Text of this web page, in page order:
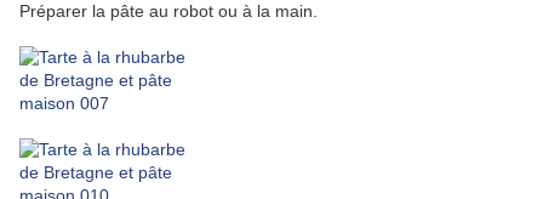
Préparer la pâte au robot ou à la main.